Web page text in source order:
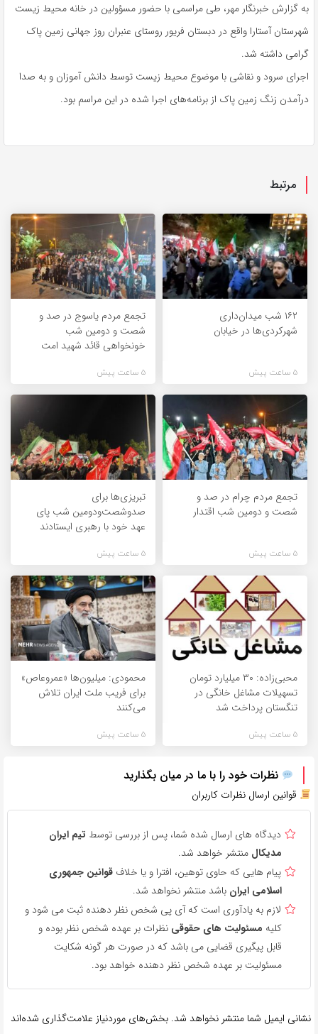
به گزارش خبرنگار مهر، طی مراسمی با حضور مسؤولین در خانه محیط زیست
شهرستان آستارا واقع در دبستان فریور روستای عنبران روز جهانی زمین پاک
گرامی داشته شد.
اجرای سرود و نقاشی با موضوع محیط زیست توسط دانش آموزان و به صدا
درآمدن زنگ زمین پاک از برنامه‌های اجرا شده در این مراسم بود.
مرتبط
۱۶۲ شب میدان‌داری
شهرکردی‌ها در خیابان
5 ساعت پیش
تجمع مردم یاسوج در صد و
شصت و دومین شب
خونخواهی قائد شهید امت
5 ساعت پیش
تجمع مردم چرام در صد و
شصت و دومین شب اقتدار
5 ساعت پیش
تبریزی‌ها برای
صدوشصت‌ودومین شب پای
عهد خود با رهبری ایستادند
5 ساعت پیش
محبی‌زاده: ۳۰ میلیارد تومان
تسهیلات مشاغل خانگی در
تنگستان پرداخت شد
5 ساعت پیش
محمودی: میلیون‌ها «عمروعاص»
برای فریب ملت ایران تلاش
می‌کنند
5 ساعت پیش
نظرات خود را با ما در میان بگذارید
قوانین ارسال نظرات کاربران
دیدگاه های ارسال شده شما، پس از بررسی توسط تیم ایران
مدیکال منتشر خواهد شد.
پیام هایی که حاوی توهین، افترا و یا خلاف قوانین جمهوری
اسلامی ایران باشد منتشر نخواهد شد.
لازم به یادآوری است که آی پی شخص نظر دهنده ثبت می شود و
کلیه مسئولیت های حقوقی نظرات بر عهده شخص نظر بوده و
قابل پیگیری قضایی می باشد که در صورت هر گونه شکایت
مسئولیت بر عهده شخص نظر دهنده خواهد بود.
نشانی ایمیل شما منتشر نخواهد شد. بخش‌های موردنیاز علامت‌گذاری شده‌اند